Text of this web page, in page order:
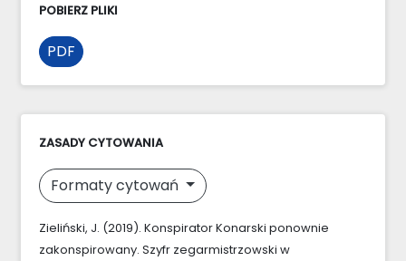
POBIERZ PLIKI
PDF
ZASADY CYTOWANIA
Formaty cytowań
Zieliński, J. (2019). Konspirator Konarski ponownie
zakonspirowany. Szyfr zegarmistrzowski w